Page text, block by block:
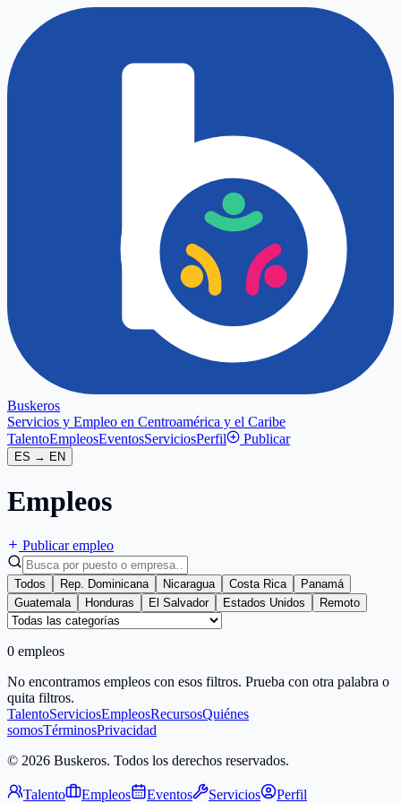
Buskeros
Servicios y Empleo en Centroamérica y el Caribe
TalentoEmpleosEventosServiciosPerfil Publicar
ES → EN
Empleos
Publicar empleo
Todos Rep. Dominicana Nicaragua Costa Rica
Panamá
Guatemala
Honduras El Salvador Estados Unidos Remoto
0 empleos
No encontramos empleos con esos filtros. Prueba con otra palabra o
quita filtros.
TalentoServiciosEmpleosRecursosQuiénes
somosTérminosPrivacidad
© 2026 Buskeros. Todos los derechos reservados.
Talento Empleos Eventos Servicios Perfil